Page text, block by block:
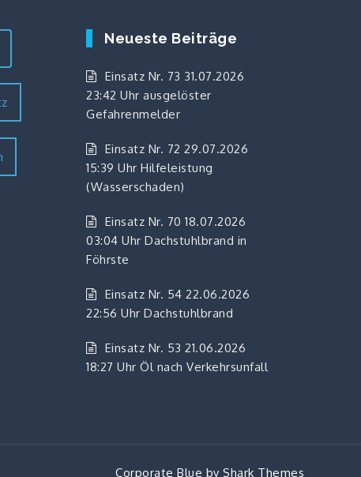
Neueste Beiträge
Einsatz Nr. 73 31.07.2026
23:42 Uhr ausgelöster
Gefahrenmelder
Einsatz Nr. 72 29.07.2026
15:39 Uhr Hilfeleistung
(Wasserschaden)
Einsatz Nr. 70 18.07.2026
03:04 Uhr Dachstuhlbrand in
Föhrste
Einsatz Nr. 54 22.06.2026
22:56 Uhr Dachstuhlbrand
Einsatz Nr. 53 21.06.2026
18:27 Uhr Öl nach Verkehrsunfall
Corporate Blue by Shark Themes